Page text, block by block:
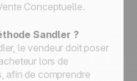
Conceptuelle.
Sandler ?
le vendeur doit poser
lors de
afin de comprendre